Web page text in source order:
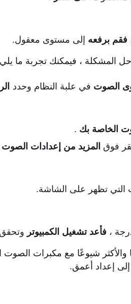
فقمبرفعه إلى مستوى معقول.
المشكلة ، فيمكنك تجربة ما
الصوت في علبة النظام وحدد
الخاصة بك .
فوق المزيد من إعدادات الصوت
التي تظهر على الشاشة.
، فأعد تشغيل الكمبيوتر
شيوعًا مع مكبرات الصوت
إعداد أعمق.